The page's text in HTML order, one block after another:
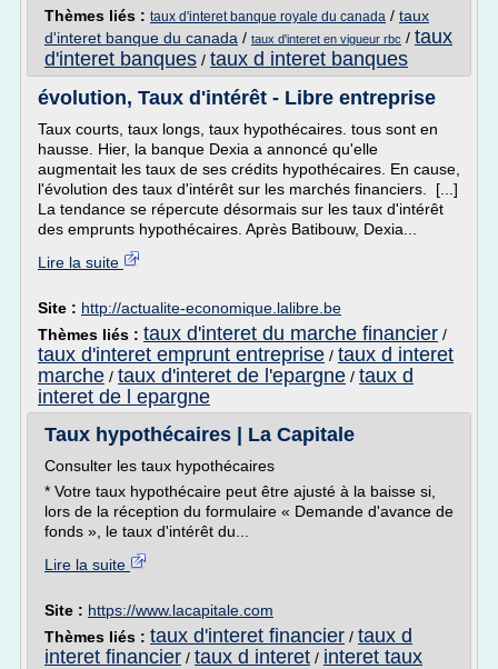
Thèmes liés : taux d'interet banque royale du canada / taux
d'interet banque du canada / taux d'interet en vigueur rbc / taux
d'interet banques / taux d interet banques
évolution, Taux d'intérêt - Libre entreprise
Taux courts, taux longs, taux hypothécaires. tous sont en
hausse. Hier, la banque Dexia a annoncé qu'elle
augmentait les taux de ses crédits hypothécaires. En cause,
l'évolution des taux d'intérêt sur les marchés financiers. [...]
La tendance se répercute désormais sur les taux d'intérêt
des emprunts hypothécaires. Après Batibouw, Dexia...
Lire la suite
Site : http://actualite-economique.lalibre.be
Thèmes liés : taux d'interet du marche financier /
taux d'interet emprunt entreprise / taux d interet
marche / taux d'interet de l'epargne / taux d
interet de l epargne
Taux hypothécaires | La Capitale
Consulter les taux hypothécaires
* Votre taux hypothécaire peut être ajusté à la baisse si,
lors de la réception du formulaire « Demande d'avance de
fonds », le taux d'intérêt du...
Lire la suite
Site : https://www.lacapitale.com
Thèmes liés : taux d'interet financier / taux d
interet financier / taux d interet / interet taux